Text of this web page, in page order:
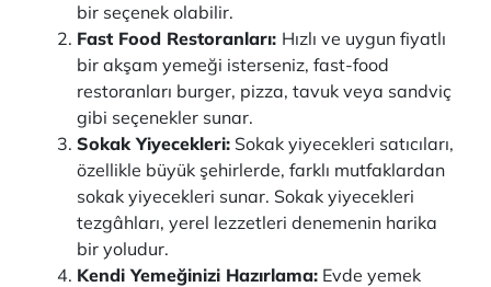
bir seçenek olabilir.
Fast Food Restoranları: Hızlı ve uygun fiyatlı
bir akşam yemeği isterseniz, fast-food
restoranları burger, pizza, tavuk veya sandviç
gibi seçenekler sunar.
Sokak Yiyecekleri: Sokak yiyecekleri satıcıları,
özellikle büyük şehirlerde, farklı mutfaklardan
sokak yiyecekleri sunar. Sokak yiyecekleri
tezgâhları, yerel lezzetleri denemenin harika
bir yoludur.
Kendi Yemeğinizi Hazırlama: Evde yemek